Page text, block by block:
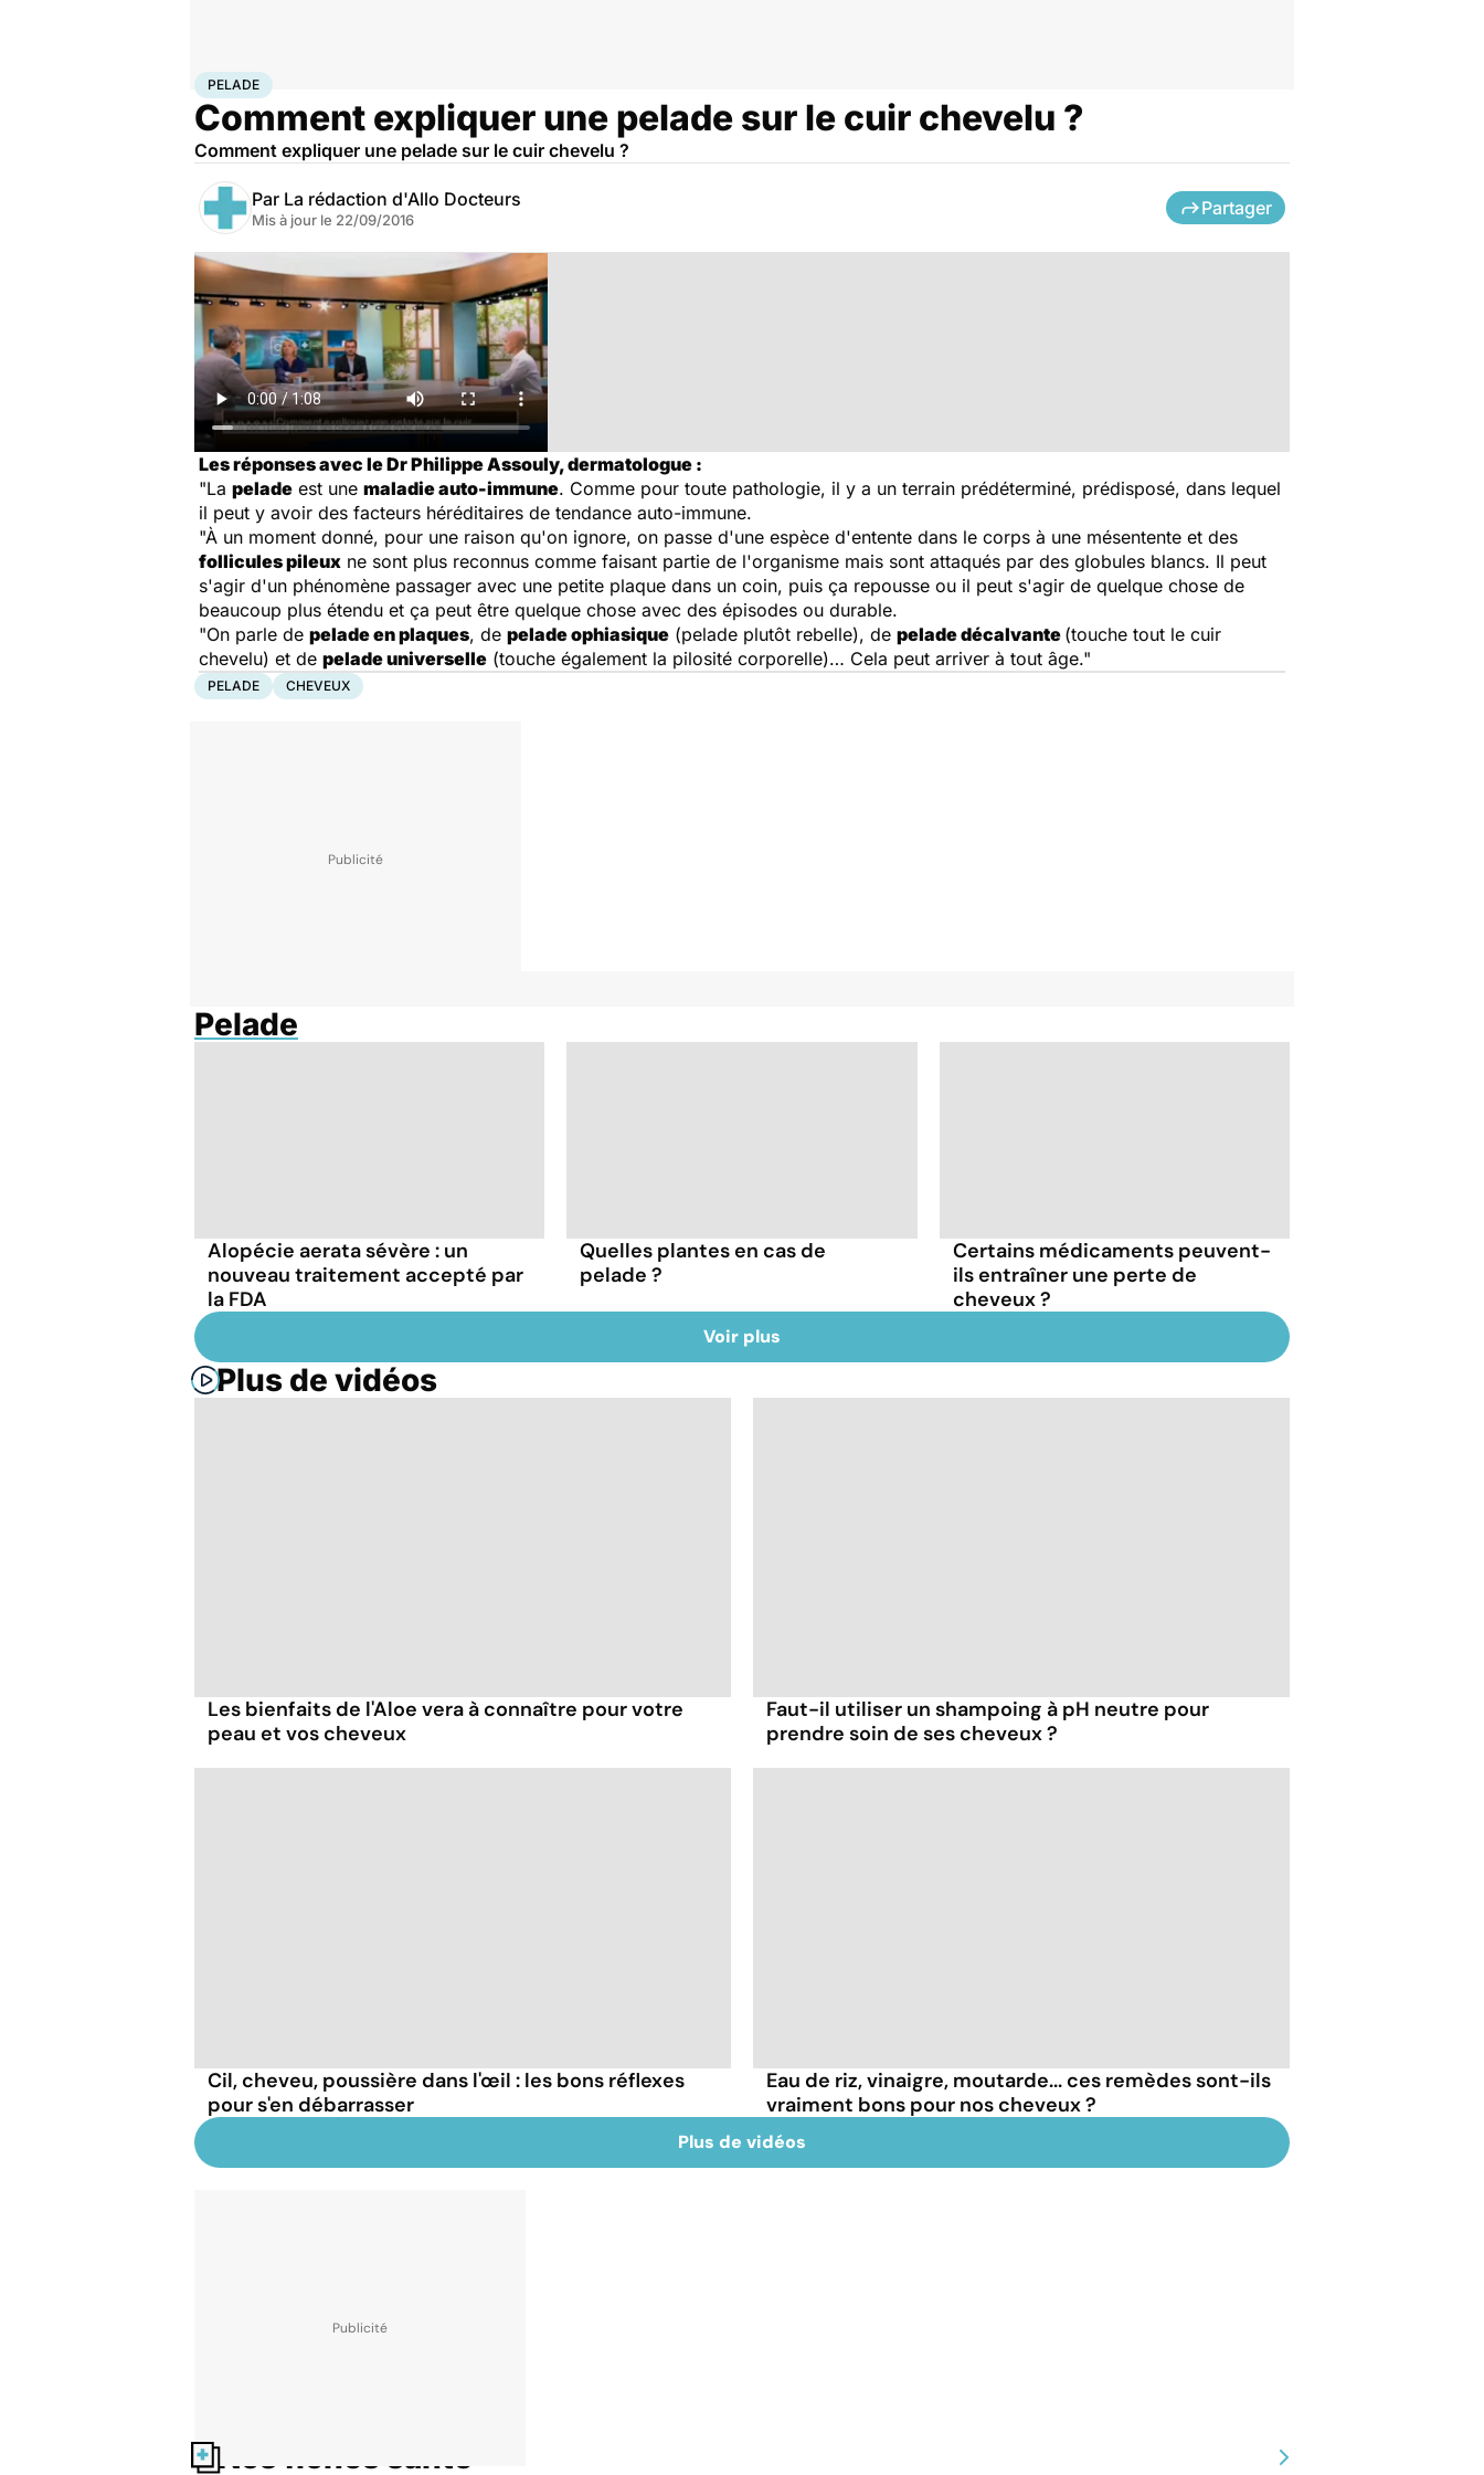
AccueilSanté
PELADE
Comment expliquer une pelade sur le cuir chevelu ?
Comment expliquer une pelade sur le cuir chevelu ?
Par La rédaction d'Allo Docteurs
Mis à jour le 22/09/2016
Partager
Les réponses avec le Dr Philippe Assouly, dermatologue :
"La pelade est une maladie auto-immune. Comme pour toute pathologie, il y a un terrain prédéterminé, prédisposé, dans lequel
il peut y avoir des facteurs héréditaires de tendance auto-immune.
"À un moment donné, pour une raison qu'on ignore, on passe d'une espèce d'entente dans le corps à une mésentente et des
follicules pileux ne sont plus reconnus comme faisant partie de l'organisme mais sont attaqués par des globules blancs. Il peut
s'agir d'un phénomène passager avec une petite plaque dans un coin, puis ça repousse ou il peut s'agir de quelque chose de
beaucoup plus étendu et ça peut être quelque chose avec des épisodes ou durable.
"On parle de pelade en plaques, de pelade ophiasique (pelade plutôt rebelle), de pelade décalvante (touche tout le cuir
chevelu) et de pelade universelle (touche également la pilosité corporelle)… Cela peut arriver à tout âge."
PELADE CHEVEUX
Pelade
Alopécie aerata sévère : un
nouveau traitement accepté par
la FDA
Quelles plantes en cas de
pelade ?
Certains médicaments peuvent-
ils entraîner une perte de
cheveux ?
Voir plus
Plus de vidéos
Les bienfaits de l'Aloe vera à connaître pour votre
peau et vos cheveux
Faut-il utiliser un shampoing à pH neutre pour
prendre soin de ses cheveux ?
Cil, cheveu, poussière dans l'œil : les bons réflexes
pour s'en débarrasser
Eau de riz, vinaigre, moutarde... ces remèdes sont-ils
vraiment bons pour nos cheveux ?
Plus de vidéos
Nos fiches santé